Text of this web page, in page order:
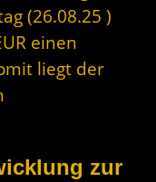
(26.08.25 )
einen
liegt der
zur